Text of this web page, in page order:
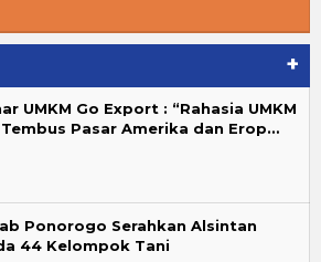
+
UMKM Go Export : “Rahasia UMKM
Pasar Amerika dan Erop…
Ponorogo Serahkan Alsintan
44 Kelompok Tani